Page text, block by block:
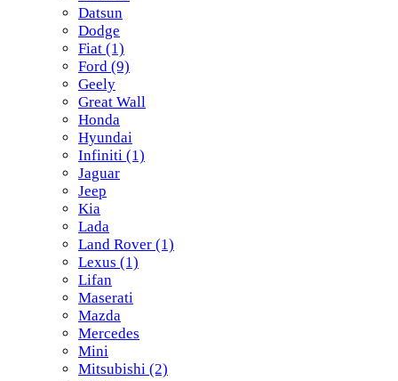
Datsun
Dodge
Fiat (1)
Ford (9)
Geely
Great Wall
Honda
Hyundai
Infiniti (1)
Jaguar
Jeep
Kia
Lada
Land Rover (1)
Lexus (1)
Lifan
Maserati
Mazda
Mercedes
Mini
Mitsubishi (2)